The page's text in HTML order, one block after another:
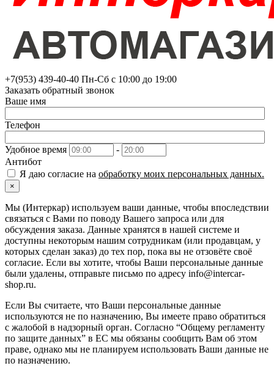
+7(953) 439-40-40 Пн-Сб с 10:00 до 19:00
Заказать обратный звонок
Ваше имя
Телефон
Удобное время
-
Антибот
Я даю согласие на обработку моих персональных данных.
×
Мы (Интеркар) используем ваши данные, чтобы впоследствии
связаться с Вами по поводу Вашего запроса или для
обсуждения заказа. Данные хранятся в нашей системе и
доступны некоторым нашим сотрудникам (или продавцам, у
которых сделан заказ) до тех пор, пока вы не отзовёте своё
согласие. Если вы хотите, чтобы Ваши персональные данные
были удалены, отправьте письмо по адресу info@intercar-
shop.ru.
Если Вы считаете, что Ваши персональные данные
используются не по назначению, Вы имеете право обратиться
с жалобой в надзорный орган. Согласно “Общему регламенту
по защите данных” в ЕС мы обязаны сообщить Вам об этом
праве, однако мы не планируем использовать Ваши данные не
по назначению.